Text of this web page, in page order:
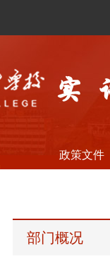
政策文件
部门概况